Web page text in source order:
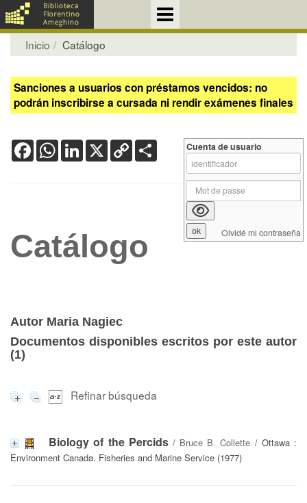
Inicio Catálogo
Sanciones a usuarios con préstamos vencidos: no
podrán inscribirse a cursada ni rendir exámenes finales
FacebookWhatsApp
LinkedIn
X Copy
Link
Catálogo
Autor Maria Nagiec
Documentos disponibles escritos por este autor
(1)
Refinar búsqueda
Biology of the Percids/ Bruce B. Collette / Ottawa :
Environment Canada. Fisheries and Marine Service (1977)
Cuenta de usuario
Olvidé mi contraseña